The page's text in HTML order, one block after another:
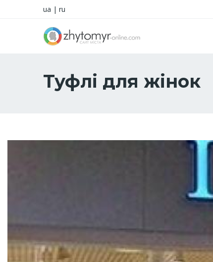
ua | ru
Туфлі для жінок